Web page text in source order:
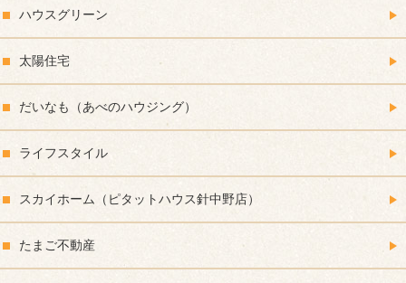
ハウスグリーン
太陽住宅
だいなも（あべのハウジング）
ライフスタイル
スカイホーム（ピタットハウス針中野店）
たまご不動産